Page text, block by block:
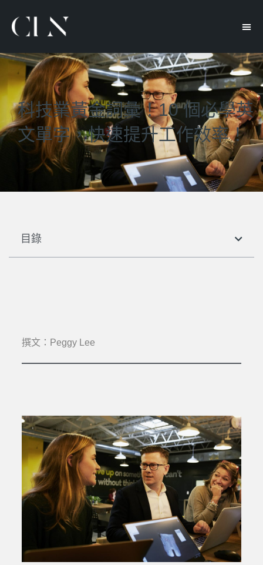
科技業黃金詞彙！10 個必學英
文單字，快速提升工作效率！
目錄
撰文：Peggy Lee